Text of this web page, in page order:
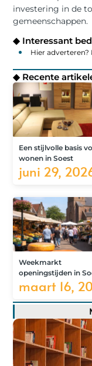
investering in de
gemeenschappen.
◆ Interessant
Hier adverteren?
◆ Recente
Een stijlvolle basis
wonen in Soest
juni 29,
Weekmarkt
openingstijden in
maart 16,